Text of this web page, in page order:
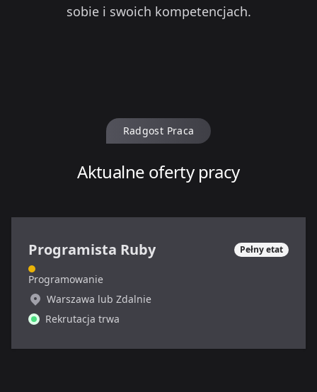
sobie i swoich kompetencjach.
Radgost Praca
Aktualne oferty pracy
Programista Ruby Pełny etat
Programowanie
Warszawa lub Zdalnie
Rekrutacja trwa